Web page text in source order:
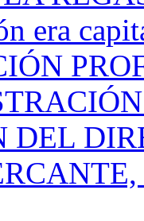
era
DEL